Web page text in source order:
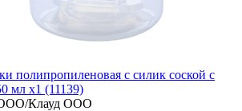
полипропиленовая с силик соской с
мл x1 (11139)
Клауд ООО